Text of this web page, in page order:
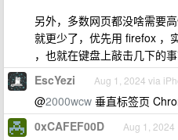
另外，多数网页都没啥需要
就更少了，优先用 firefox ，
，也就在键盘上敲击几下的事
EscYezi Aug 1, 2024 via
@2000wcw 垂直标签页
0xCAFEF00D Aug 1, 2024